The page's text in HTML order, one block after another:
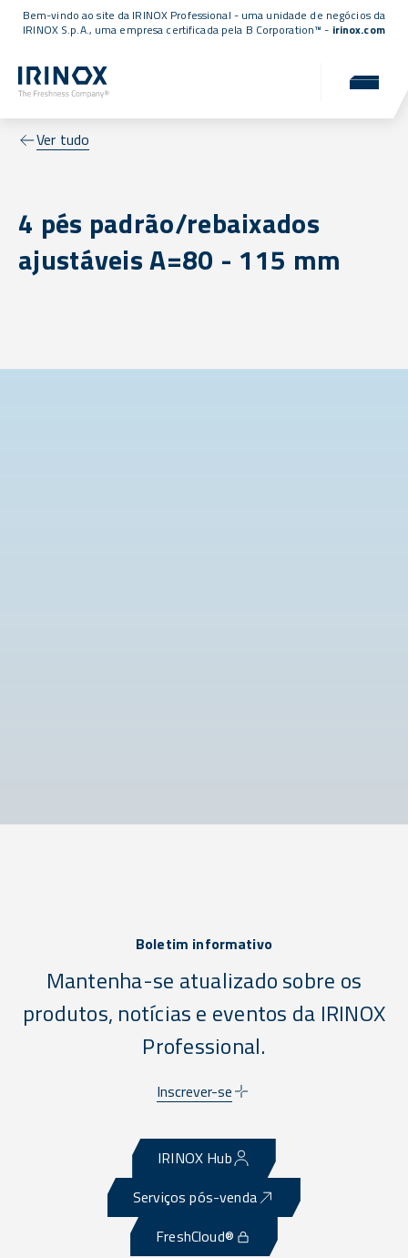
Bem-vindo ao site da IRINOX Professional - uma unidade de negócios da
IRINOX S.p.A., uma empresa certificada pela B Corporation™ - irinox.com
Ver tudo
4 pés padrão/rebaixados
ajustáveis A=80 - 115 mm
Boletim informativo
Mantenha-se atualizado sobre os
produtos, notícias e eventos da IRINOX
Professional.
Inscrever-se
IRINOX Hub
Serviços pós-venda
FreshCloud®